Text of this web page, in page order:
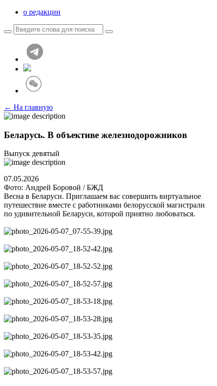
о редакции
← На главную
Беларусь. В объективе железнодорожников
Выпуск девятый
07.05.2026
Фото: Андрей Боровой / БЖД
Весна в Беларуси. Приглашаем вас совершить виртуальное
путешествие вместе с работниками белорусской магистрали
по удивительной Беларуси, которой приятно любоваться.